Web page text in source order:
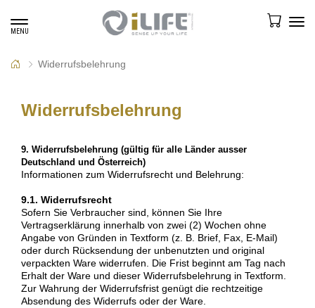
Widerrufsbelehrung
Widerrufsbelehrung
9. Widerrufsbelehrung (gültig für alle Länder ausser
Deutschland und Österreich)
Informationen zum Widerrufsrecht und Belehrung:
9.1. Widerrufsrecht
Sofern Sie Verbraucher sind, können Sie Ihre
Vertragserklärung innerhalb von zwei (2) Wochen ohne
Angabe von Gründen in Textform (z. B. Brief, Fax, E-Mail)
oder durch Rücksendung der unbenutzten und original
verpackten Ware widerrufen. Die Frist beginnt am Tag nach
Erhalt der Ware und dieser Widerrufsbelehrung in Textform.
Zur Wahrung der Widerrufsfrist genügt die rechtzeitige
Absendung des Widerrufs oder der Ware.
Toggle
navigation
MENU